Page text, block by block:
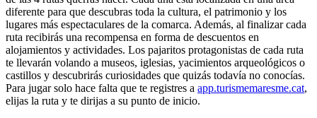
diferente para que descubras toda la cultura, el patrimonio y los
lugares más espectaculares de la comarca. Además, al finalizar cada
ruta recibirás una recompensa en forma de descuentos en
alojamientos y actividades. Los pajaritos protagonistas de cada ruta
te llevarán volando a museos, iglesias, yacimientos arqueológicos o
castillos y descubrirás curiosidades que quizás todavía no conocías.
Para jugar solo hace falta que te registres a app.turismemaresme.cat,
elijas la ruta y te dirijas a su punto de inicio.